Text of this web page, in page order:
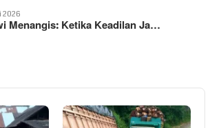
2026
Menangis: Ketika Keadilan Ja…